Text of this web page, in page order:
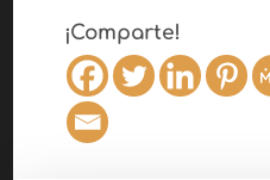
¡Comparte!